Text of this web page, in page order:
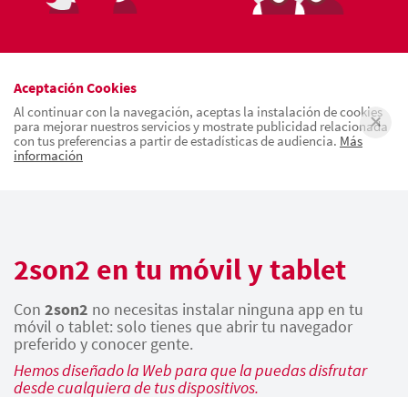
Aceptación Cookies
Al continuar con la navegación, aceptas la instalación de cookies
para mejorar nuestros servicios y mostrate publicidad relacionada
con tus preferencias a partir de estadísticas de audiencia. Más
información
2son2 en tu móvil y tablet
Con 2son2 no necesitas instalar ninguna app en tu
móvil o tablet: solo tienes que abrir tu navegador
preferido y conocer gente.
Hemos diseñado la Web para que la puedas disfrutar
desde cualquiera de tus dispositivos.